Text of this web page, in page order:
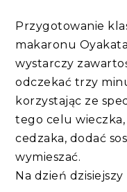
Przygotowanie
makaronu
wystarczy
odczekać trzy
korzystając ze
tego celu
cedzaka, dodać
wymieszać.
Na dzień